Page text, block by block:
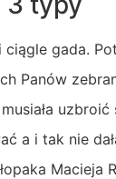
gada.
Panów
uzbroić
a i tak nie
Macieja